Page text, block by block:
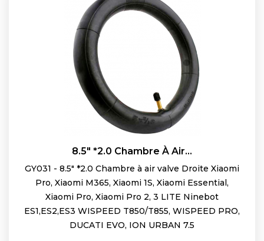
8.5" *2.0 Chambre À Air...
GY031 - 8.5" *2.0 Chambre à air valve Droite Xiaomi
Pro, Xiaomi M365, Xiaomi 1S, Xiaomi Essential,
Xiaomi Pro, Xiaomi Pro 2, 3 LITE Ninebot
ES1,ES2,ES3 WISPEED T850/T855, WISPEED PRO,
DUCATI EVO, ION URBAN 7.5